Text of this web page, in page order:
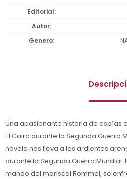
Editorial
Autor
Genero
Una apasionante historia de espías
El Cairo durante la Segunda Guerra
novela nos lleva a las ardientes
durante la Segunda Guerra Mundial.
mando del mariscal Rommel, se